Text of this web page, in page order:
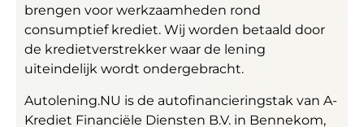
brengen voor werkzaamheden rond
consumptief krediet. Wij worden betaald door
de kredietverstrekker waar de lening
uiteindelijk wordt ondergebracht.
Autolening.NU is de autofinancieringstak van A-
Krediet Financiële Diensten B.V. in Bennekom,